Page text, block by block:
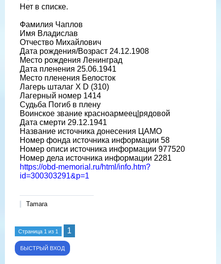
Нет в списке.
Фамилия Чаплов
Имя Владислав
Отчество Михайлович
Дата рождения/Возраст 24.12.1908
Место рождения Ленинград
Дата пленения 25.06.1941
Место пленения Белосток
Лагерь шталаг X D (310)
Лагерный номер 1414
Судьба Погиб в плену
Воинское звание красноармеец|рядовой
Дата смерти 29.12.1941
Название источника донесения ЦАМО
Номер фонда источника информации 58
Номер описи источника информации 977520
Номер дела источника информации 2281
https://obd-memorial.ru/html/info.htm?
id=300303291&p=1
Tamara
Страница 1 из 1 1